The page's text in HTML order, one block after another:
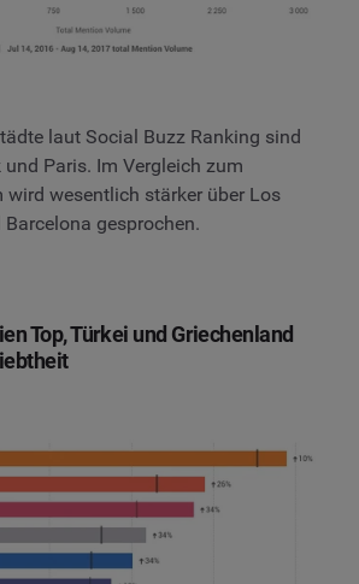
laut Social Buzz Ranking sind
und Paris. Im Vergleich zum
wird wesentlich stärker über Los
gesprochen.
Top, Türkei und Griechenland